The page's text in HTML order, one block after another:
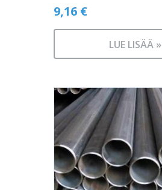
9,16 €
LUE LISÄÄ »